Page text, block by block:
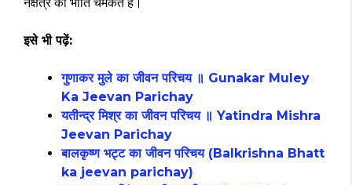
इसे भी पढ़ें:
गुणाकर मुले का जीवन परिचय ॥ Gunakar Muley
Ka Jeevan Parichay
यतीन्द्र मिश्र का जीवन परिचय ॥ Yatindra Mishra
Jeevan Parichay
बालकृष्ण भट्ट का जीवन परिचय (Balkrishna Bhatt
ka jeevan parichay)